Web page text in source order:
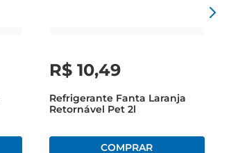
R$ 10,49
Refrigerante Fanta Laranja
Retornável Pet 2l